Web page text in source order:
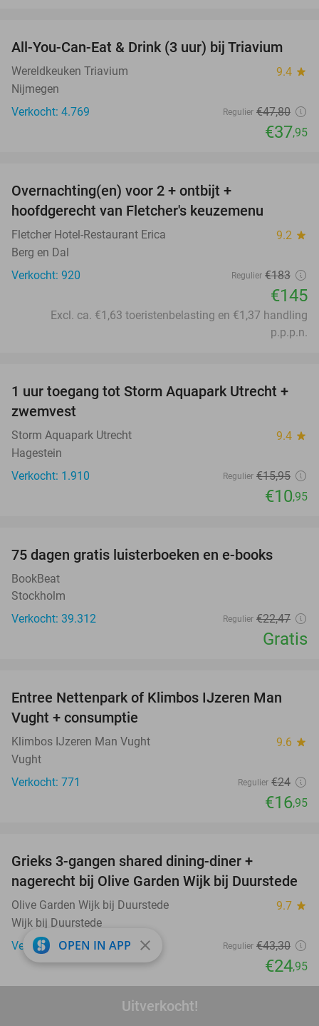
Uitverkocht!
21%
All-You-Can-Eat & Drink (3 uur) bij Triavium
Wereldkeuken Triavium 9.4 star
Nijmegen
Verkocht: 4.769
Regulier €47,80
€37,95
Overnachting(en) voor 2 + ontbijt +
hoofdgerecht van Fletcher's keuzemenu
Fletcher Hotel-Restaurant Erica 9.2 star
Berg en Dal
Verkocht: 920
Regulier €183
€145
Excl. ca. €1,63 toeristenbelasting en €1,37 handling
p.p.p.n.
31%
1 uur toegang tot Storm Aquapark Utrecht +
zwemvest
Storm Aquapark Utrecht 9.4 star
Hagestein
Verkocht: 1.910
Regulier €15,95
€10,95
75 dagen gratis luisterboeken en e-books
BookBeat
Stockholm
Verkocht: 39.312
Regulier €22,47
Gratis
29%
Entree Nettenpark of Klimbos IJzeren Man
Vught + consumptie
Klimbos IJzeren Man Vught 9.6 star
Vught
Verkocht: 771
Regulier €24
€16,95
Grieks 3-gangen shared dining-diner +
nagerecht bij Olive Garden Wijk bij Duurstede
Olive Garden Wijk bij Duurstede 9.7 star
Wijk bij Duurstede
Verkocht: 95
Regulier €43,30
€24,95
favorite_border
OPEN IN APP close